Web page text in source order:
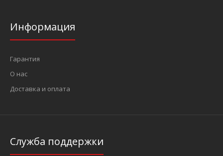
Информация
Гарантия
О нас
Доставка и оплата
Служба поддержки